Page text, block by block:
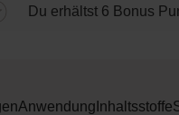
Du erhältst 6 Bonus
Anwendung Inhaltsstoffe